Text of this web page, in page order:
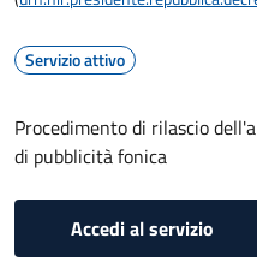
Servizio attivo
Procedimento di rilascio
di pubblicità fonica
Accedi al servizio